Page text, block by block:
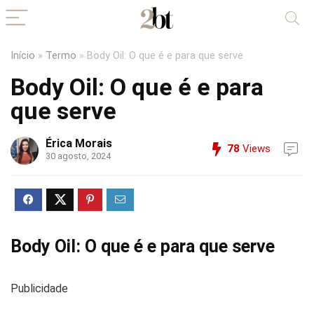
Início » Termo » Body Oil: O que é e para que serve
Body Oil: O que é e para
que serve
Érica Morais
30 agosto, 2024
78 Views
Body Oil: O que é e para que serve
Publicidade